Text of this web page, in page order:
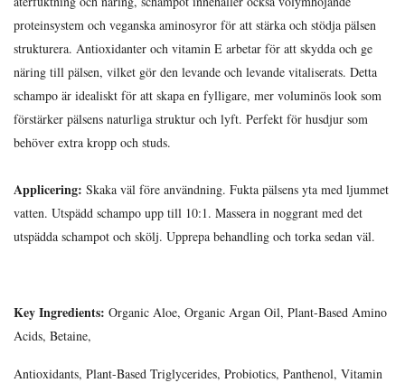
proteinsystem och veganska aminosyror för att stärka och stödja pälsen
strukturera. Antioxidanter och vitamin E arbetar för att skydda och ge
näring till pälsen, vilket gör den levande och levande vitaliserats. Detta
schampo är idealiskt för att skapa en fylligare, mer voluminös look som
förstärker pälsens naturliga struktur och lyft. Perfekt för husdjur som
behöver extra kropp och studs.
Applicering: Skaka väl före användning. Fukta pälsens yta med ljummet
vatten. Utspädd schampo upp till 10:1. Massera in noggrant med det
utspädda schampot och skölj. Upprepa behandling och torka sedan väl.
Key Ingredients: Organic Aloe, Organic Argan Oil, Plant-Based Amino
Acids, Betaine,
Antioxidants, Plant-Based Triglycerides, Probiotics, Panthenol, Vitamin